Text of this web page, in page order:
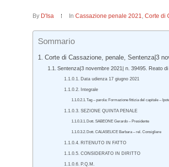
By D'Isa InCassazione penale 2021,Corte di
Sommario
Corte di Cassazione, penale, Sentenza|3
Sentenza|3 novembre 2021| n. 39495. Reato
Data udienza 17 giugno 2021
Integrale
Tag – parola: Formazione fittizia del capitale –
SEZIONE QUINTA PENALE
Dott. SABEONE Gerardo – Presidente
Dott. CALASELICE Barbara – rel. Consigliere
RITENUTO IN FATTO
CONSIDERATO IN DIRITTO
P.Q.M.